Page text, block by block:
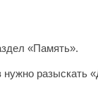
«Память».
разыскать